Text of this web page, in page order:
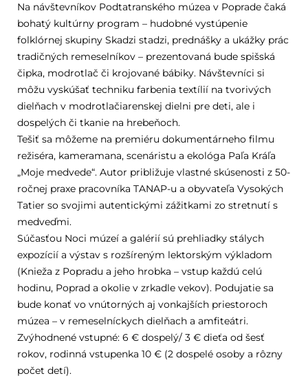
Na návštevníkov Podtatranského múzea v Poprade čaká
bohatý kultúrny program – hudobné vystúpenie
folklórnej skupiny Skadzi stadzi, prednášky a ukážky prác
tradičných remeselníkov – prezentovaná bude spišská
čipka, modrotlač či krojované bábiky. Návštevníci si
môžu vyskúšať techniku farbenia textílií na tvorivých
dielňach v modrotlačiarenskej dielni pre deti, ale i
dospelých či tkanie na hrebeňoch.
Tešiť sa môžeme na premiéru dokumentárneho filmu
režiséra, kameramana, scenáristu a ekológa Paľa Kráľa
„Moje medvede“. Autor približuje vlastné skúsenosti z 50-
ročnej praxe pracovníka TANAP-u a obyvateľa Vysokých
Tatier so svojimi autentickými zážitkami zo stretnutí s
medveďmi.
Súčasťou Noci múzeí a galérií sú prehliadky stálych
expozícií a výstav s rozšíreným lektorským výkladom
(Knieža z Popradu a jeho hrobka – vstup každú celú
hodinu, Poprad a okolie v zrkadle vekov). Podujatie sa
bude konať vo vnútorných aj vonkajších priestoroch
múzea – v remeselníckych dielňach a amfiteátri.
Zvýhodnené vstupné: 6 € dospelý/ 3 € dieťa od šesť
rokov, rodinná vstupenka 10 € (2 dospelé osoby a rôzny
počet detí).